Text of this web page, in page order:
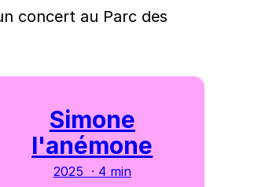
concert au Parc des
Simone
l'anémone
2025 · 4 min